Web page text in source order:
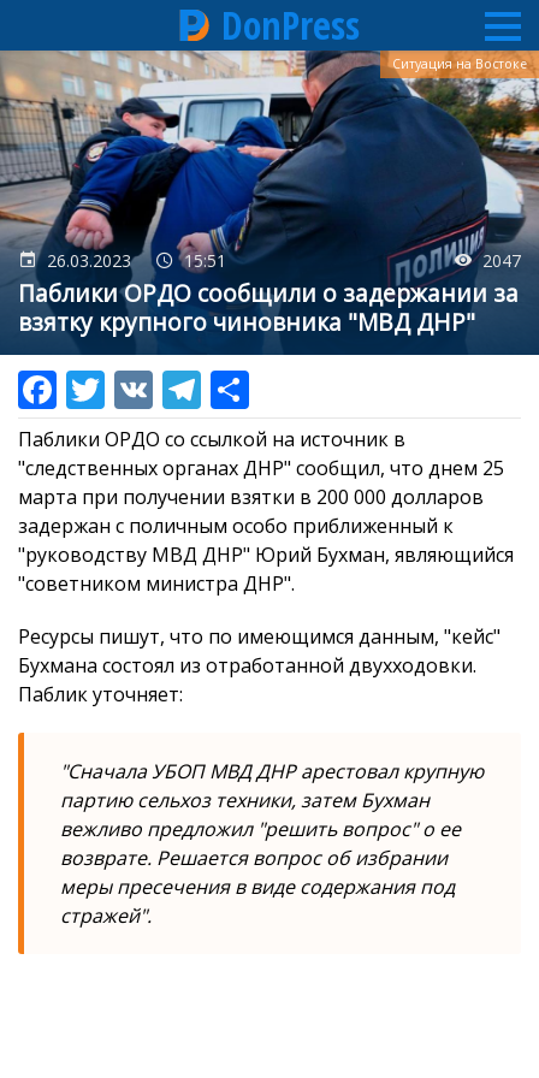
Перейти
к
основному
содержанию
DonPress
26.03.2023 15:51 2047
Паблики ОРДО сообщили о задержании за
взятку крупного чиновника "МВД ДНР"
Ситуация на Востоке
Паблики ОРДО со ссылкой на источник в
"следственных органах ДНР" сообщил, что днем 25
марта при получении взятки в 200 000 долларов
задержан с поличным особо приближенный к
"руководству МВД ДНР" Юрий Бухман, являющийся
"советником министра ДНР".
Ресурсы пишут, что по имеющимся данным, "кейс"
Бухмана состоял из отработанной двухходовки.
Паблик уточняет:
"Сначала УБОП МВД ДНР арестовал крупную
партию сельхоз техники, затем Бухман
вежливо предложил "решить вопрос" о ее
возврате. Решается вопрос об избрании
меры пресечения в виде содержания под
стражей".